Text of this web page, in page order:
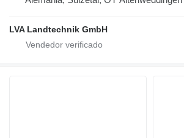
LVA Landtechnik GmbH